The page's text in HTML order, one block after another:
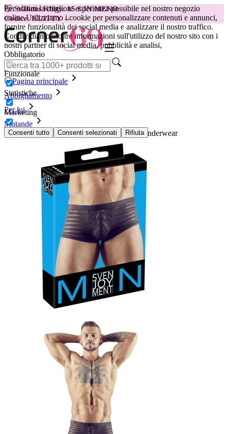
Per offrirti la migliore esperienza possibile nel nostro negozio
online.Utilizziamo i cookie per personalizzare contenuti e annunci,
fornire funzionalità dei social media e analizzare il nostro traffico.
Condividiamo inoltre informazioni sull'utilizzo del nostro sito con i
nostri partner di social media, pubblicità e analisi,
Obbligatorio
Funzionale
Statistiche
Marketing
Consenti tutto Consenti selezionati Rifiuta
😽Svakom Klitty: 15 € IN MENO
Codice: KLITTY →
Pagina principale
Abbigliamento
Per lui
Mutande
Slip semitrasparenti a righe - Svenjoyment Underwear